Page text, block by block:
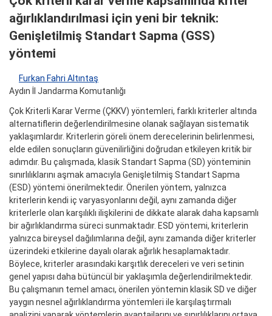
ağırlıklandırılmasi için yeni bir teknik:
Genişletilmiş Standart Sapma (GSS)
yöntemi
Furkan Fahri Altıntaş
Aydın İl Jandarma Komutanlığı
Çok Kriterli Karar Verme (ÇKKV) yöntemleri, farklı kriterler altında
alternatiflerin değerlendirilmesine olanak sağlayan sistematik
yaklaşımlardır. Kriterlerin göreli önem derecelerinin belirlenmesi,
elde edilen sonuçların güvenilirliğini doğrudan etkileyen kritik bir
adımdır. Bu çalışmada, klasik Standart Sapma (SD) yönteminin
sınırlılıklarını aşmak amacıyla Genişletilmiş Standart Sapma
(ESD) yöntemi önerilmektedir. Önerilen yöntem, yalnızca
kriterlerin kendi iç varyasyonlarını değil, aynı zamanda diğer
kriterlerle olan karşılıklı ilişkilerini de dikkate alarak daha kapsamlı
bir ağırlıklandırma süreci sunmaktadır. ESD yöntemi, kriterlerin
yalnızca bireysel dağılımlarına değil, aynı zamanda diğer kriterler
üzerindeki etkilerine dayalı olarak ağırlık hesaplamaktadır.
Böylece, kriterler arasındaki karşıtlık dereceleri ve veri setinin
genel yapısı daha bütüncül bir yaklaşımla değerlendirilmektedir.
Bu çalışmanın temel amacı, önerilen yöntemin klasik SD ve diğer
yaygın nesnel ağırlıklandırma yöntemleri ile karşılaştırmalı